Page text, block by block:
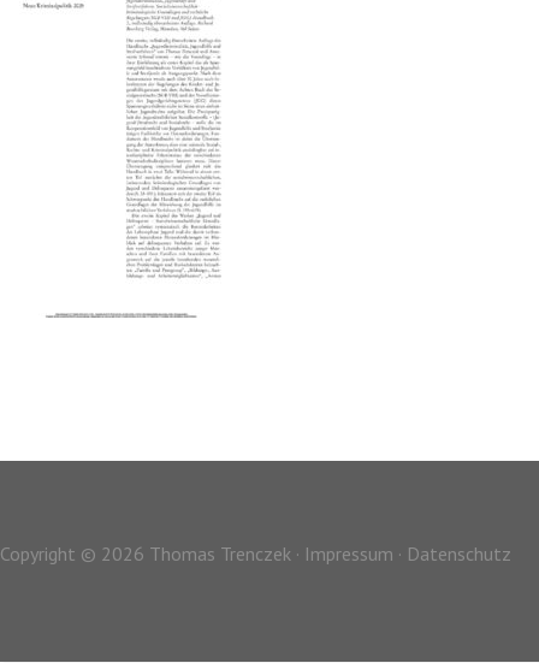
Copyright © 2026 Thomas Trenczek · Impressum · Datenschutz